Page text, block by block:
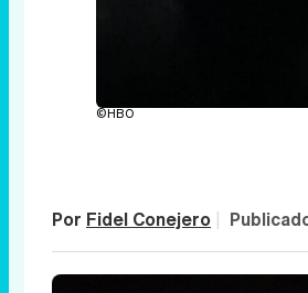
©HBO
Por Fidel Conejero |